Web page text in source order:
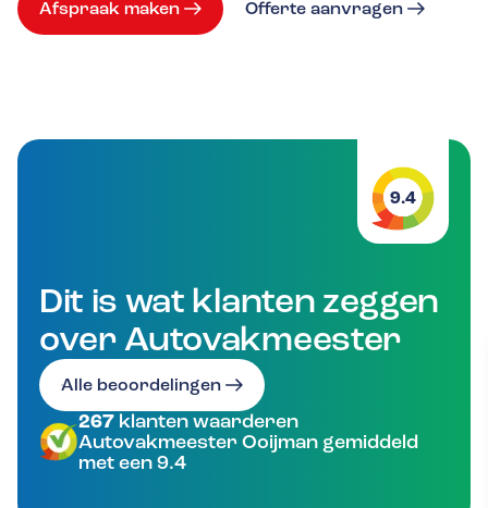
Afspraak maken Offerte aanvragen
9.4
Dit is wat klanten zeggen
over Autovakmeester
Alle beoordelingen
267 klanten waarderen
Autovakmeester Ooijman gemiddeld
met een 9.4